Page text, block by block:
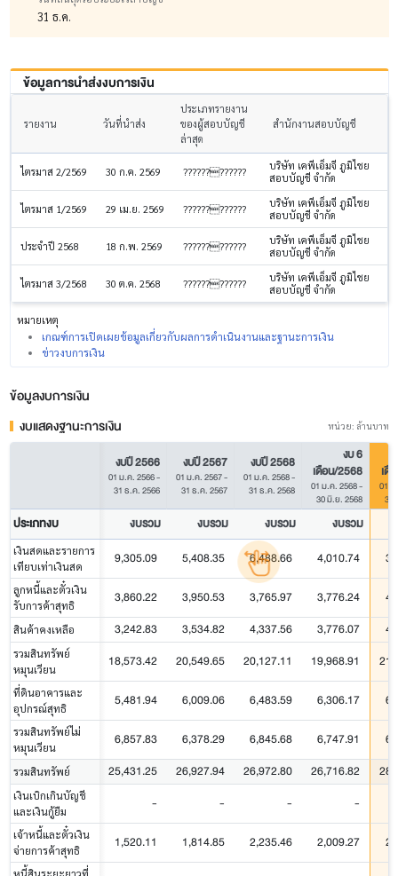
31 ธ.ค.
ข้อมูลการนำส่งงบการเงิน
รายงาน วันที่นำส่ง
ประเภทรายงาน
ของผู้สอบบัญชี
ล่าสุด
สำนักงานสอบบัญชี
ไตรมาส 2/2569 30 ก.ค. 2569 ????????????
บริษัท เคพีเอ็มจี ภูมิไชย
สอบบัญชี จำกัด
ไตรมาส 1/2569 29 เม.ย. 2569 ????????????
บริษัท เคพีเอ็มจี ภูมิไชย
สอบบัญชี จำกัด
ประจำปี 2568 18 ก.พ. 2569 ????????????
บริษัท เคพีเอ็มจี ภูมิไชย
สอบบัญชี จำกัด
ไตรมาส 3/2568 30 ต.ค. 2568 ????????????
บริษัท เคพีเอ็มจี ภูมิไชย
สอบบัญชี จำกัด
หมายเหตุ
เกณฑ์การเปิดเผยข้อมูลเกี่ยวกับผลการดำเนินงานและฐานะการเงิน
ข่าวงบการเงิน
ข้อมูลงบการเงิน
งบแสดงฐานะการเงิน
หน่วย: ล้านบาท
งบปี 2566
01 ม.ค. 2566-
31 ธ.ค. 2566
งบปี 2567
01 ม.ค. 2567-
31 ธ.ค. 2567
งบปี 2568
01 ม.ค. 2568-
31 ธ.ค. 2568
งบ 6
เดือน/2568
01 ม.ค. 2568-
30 มิ.ย. 2568
เดื
01 ม
30
ประเภทงบ งบรวม งบรวม งบรวม งบรวม
เงินสดและรายการ
เทียบเท่าเงินสด
9,305.09 5,408.35 6,488.66 4,010.74
ลูกหนี้และตั๋วเงิน
รับการค้าสุทธิ
3,860.22 3,950.53 3,765.97 3,776.24
สินค้าคงเหลือ 3,242.83 3,534.82 4,337.56 3,776.07
รวมสินทรัพย์
หมุนเวียน
18,573.42 20,549.65 20,127.11 19,968.91
ที่ดินอาคารและ
อุปกรณ์สุทธิ
5,481.94 6,009.06 6,483.59 6,306.17
รวมสินทรัพย์ไม่
หมุนเวียน
6,857.83 6,378.29 6,845.68 6,747.91
รวมสินทรัพย์ 25,431.25 26,927.94 26,972.80 26,716.82
เงินเบิกเกินบัญชี
และเงินกู้ยืม
- - - -
เจ้าหนี้และตั๋วเงิน
จ่ายการค้าสุทธิ
1,520.11 1,814.85 2,235.46 2,009.27